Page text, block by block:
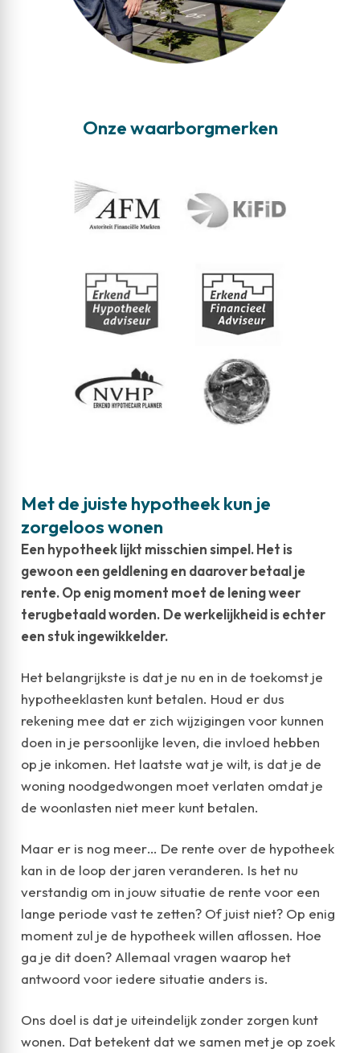
Onze waarborgmerken
Met de juiste hypotheek kun je
zorgeloos wonen
Een hypotheek lijkt misschien simpel. Het is
gewoon een geldlening en daarover betaal je
rente. Op enig moment moet de lening weer
terugbetaald worden. De werkelijkheid is echter
een stuk ingewikkelder.
Het belangrijkste is dat je nu en in de toekomst je
hypotheeklasten kunt betalen. Houd er dus
rekening mee dat er zich wijzigingen voor kunnen
doen in je persoonlijke leven, die invloed hebben
op je inkomen. Het laatste wat je wilt, is dat je de
woning noodgedwongen moet verlaten omdat je
de woonlasten niet meer kunt betalen.
Maar er is nog meer… De rente over de hypotheek
kan in de loop der jaren veranderen. Is het nu
verstandig om in jouw situatie de rente voor een
lange periode vast te zetten? Of juist niet? Op enig
moment zul je de hypotheek willen aflossen. Hoe
ga je dit doen? Allemaal vragen waarop het
antwoord voor iedere situatie anders is.
Ons doel is dat je uiteindelijk zonder zorgen kunt
wonen. Dat betekent dat we samen met je op zoek